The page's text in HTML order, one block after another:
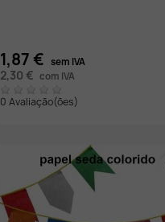
1,87 € sem IVA
2,30 € com IVA
0 Avaliação(ões)